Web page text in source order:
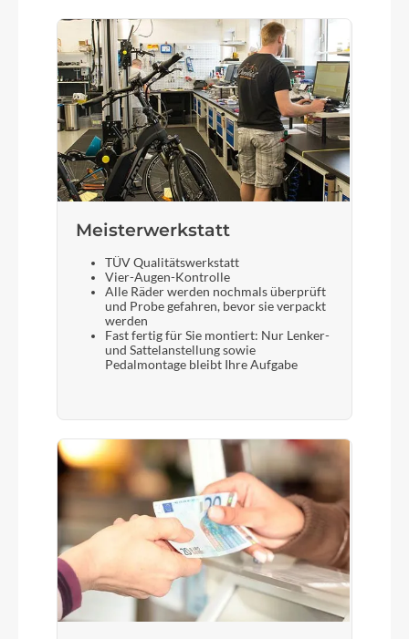
Meisterwerkstatt
TÜV Qualitätswerkstatt
Vier-Augen-Kontrolle
Alle Räder werden nochmals überprüft
und Probe gefahren, bevor sie verpackt
werden
Fast fertig für Sie montiert: Nur Lenker-
und Sattelanstellung sowie
Pedalmontage bleibt Ihre Aufgabe